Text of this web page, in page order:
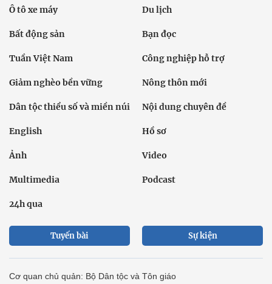
Ô tô xe máy Du lịch
Bất động sản Bạn đọc
Tuần Việt Nam Công nghiệp hỗ trợ
Giảm nghèo bền vững Nông thôn mới
Dân tộc thiểu số và miền núi Nội dung chuyên đề
English Hồ sơ
Ảnh Video
Multimedia Podcast
24h qua
Tuyến bài Sự kiện
Cơ quan chủ quản: Bộ Dân tộc và Tôn giáo